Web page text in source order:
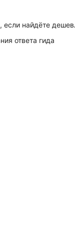
если найдёте
ответа гида